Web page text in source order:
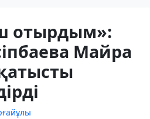
отырдым»:
Майра